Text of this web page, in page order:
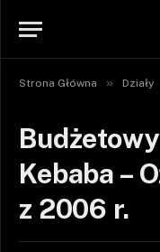
Strona Główna » Działy
Kebaba –
z 2006 r.